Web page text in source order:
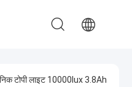
टोपी लाइट 10000lux 3.8Ah